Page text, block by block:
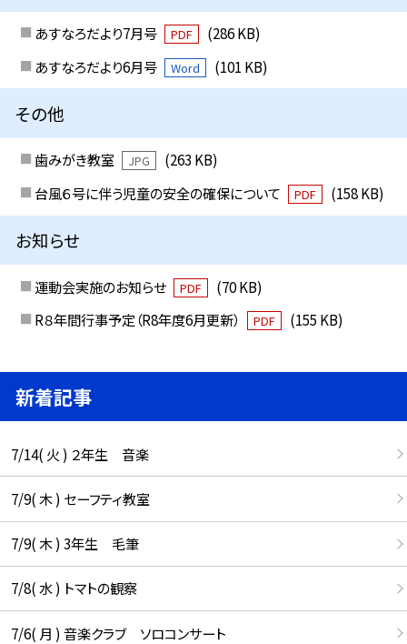
あすなろだより7月号 PDF
(286 KB)
あすなろだより6月号
Word (101 KB)
その他
歯みがき教室 JPG
(263 KB)
台風６号に伴う児童の安全の確保について
PDF (158 KB)
お知らせ
運動会実施のお知らせ PDF
(70 KB)
R８年間行事予定（R8年度6月更新）
PDF (155 KB)
新着記事
7/14( 火 ) ２年生 音楽
7/9( 木 ) セーフティ教室
7/9( 木 ) 3年生 毛筆
7/8( 水 ) トマトの観察
7/6( 月 ) 音楽クラブ ソロコンサート